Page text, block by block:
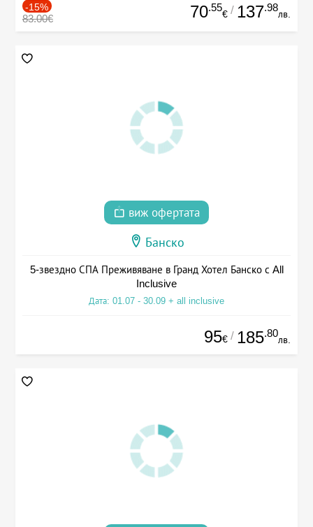
-15%
83.00€ 70.55
€ / 137.98
лв.
виж офертата
Банско
5-звездно СПА Преживяване в Гранд Хотел Банско с All
Inclusive
Дата: 01.07 - 30.09 + all inclusive
95€ / 185.80
лв.